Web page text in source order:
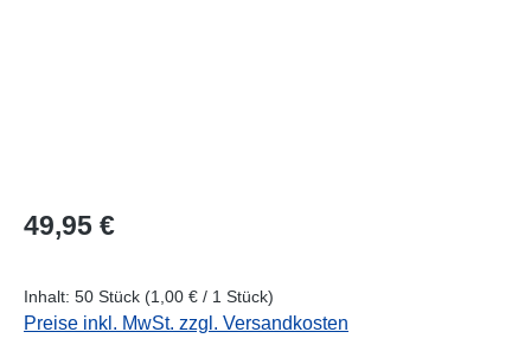
Regulärer Preis:
49,95 €
Inhalt: 50 Stück (1,00 € / 1 Stück)
Preise inkl. MwSt. zzgl. Versandkosten